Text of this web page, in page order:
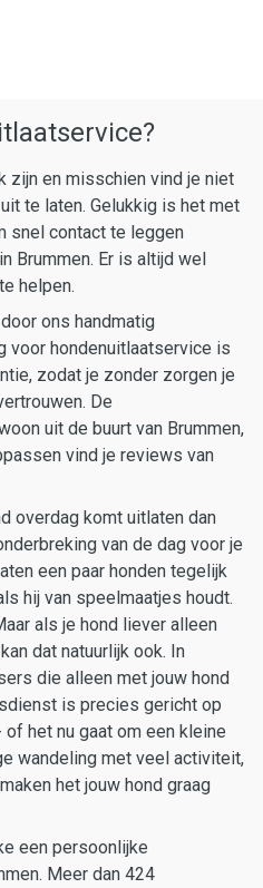
zijn en misschien vind je niet
te laten. Gelukkig is het met
snel contact te leggen
Brummen. Er is altijd wel
helpen.
ons handmatig
voor hondenuitlaatservice is
zodat je zonder zorgen je
De
uit de buurt van Brummen,
vind je reviews van
overdag komt uitlaten dan
van de dag voor je
een paar honden tegelijk
hij van speelmaatjes houdt.
als je hond liever alleen
dat natuurlijk ook. In
die alleen met jouw hond
is precies gericht op
het nu gaat om een kleine
wandeling met veel activiteit,
het jouw hond graag
een persoonlijke
Meer dan 424